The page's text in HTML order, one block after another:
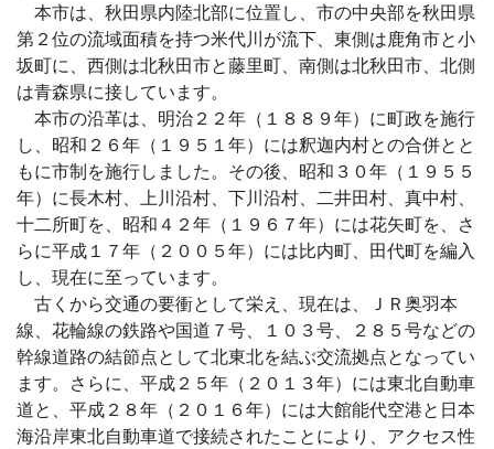
本市は、秋田県内陸北部に位置し、市の中央部を秋田県
第２位の流域面積を持つ米代川が流下、東側は鹿角市と小
坂町に、西側は北秋田市と藤里町、南側は北秋田市、北側
は青森県に接しています。
本市の沿革は、明治２２年（１８８９年）に町政を施行
し、昭和２６年（１９５１年）には釈迦内村との合併とと
もに市制を施行しました。その後、昭和３０年（１９５５
年）に長木村、上川沿村、下川沿村、二井田村、真中村、
十二所町を、昭和４２年（１９６７年）には花矢町を、さ
らに平成１７年（２００５年）には比内町、田代町を編入
し、現在に至っています。
古くから交通の要衝として栄え、現在は、ＪＲ奥羽本
線、花輪線の鉄路や国道７号、１０３号、２８５号などの
幹線道路の結節点として北東北を結ぶ交流拠点となってい
ます。さらに、平成２５年（２０１３年）には東北自動車
道と、平成２８年（２０１６年）には大館能代空港と日本
海沿岸東北自動車道で接続されたことにより、アクセス性